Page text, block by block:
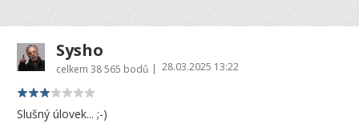
Sysho
celkem 38 565 bodů | 28.03.2025 13:22
Slušný úlovek... ;-)